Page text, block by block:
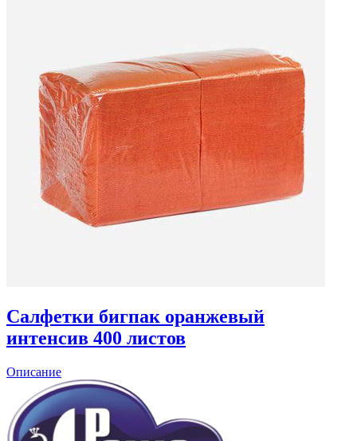
Салфетки бигпак оранжевый
интенсив 400 листов
Описание